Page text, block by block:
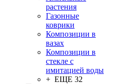
растения
Газонные
коврики
Композиции в
вазах
Композиции в
стекле с
имитацией воды
+ ЕЩЕ 32